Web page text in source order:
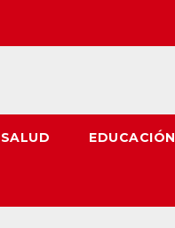
SALUD EDUCACIÓN